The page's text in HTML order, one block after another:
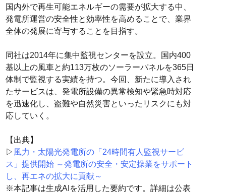
国内外で再生可能エネルギーの需要が拡大する中、
発電所運営の安全性と効率性を高めることで、業界
全体の発展に寄与することを目指す。
同社は2014年に集中監視センターを設立。国内400
基以上の風車と約113万枚のソーラーパネルを365日
体制で監視する実績を持つ。今回、新たに導入され
たサービスは、発電所設備の異常検知や緊急時対応
を迅速化し、盗難や自然災害といったリスクにも対
応していく。
【出典】
▷ 風力・太陽光発電所の「24時間有人監視サービ
ス」提供開始 ～発電所の安全・安定操業をサポート
し、再エネの拡大に貢献～
※本記事は生成AIを活用した要約です。詳細は公表